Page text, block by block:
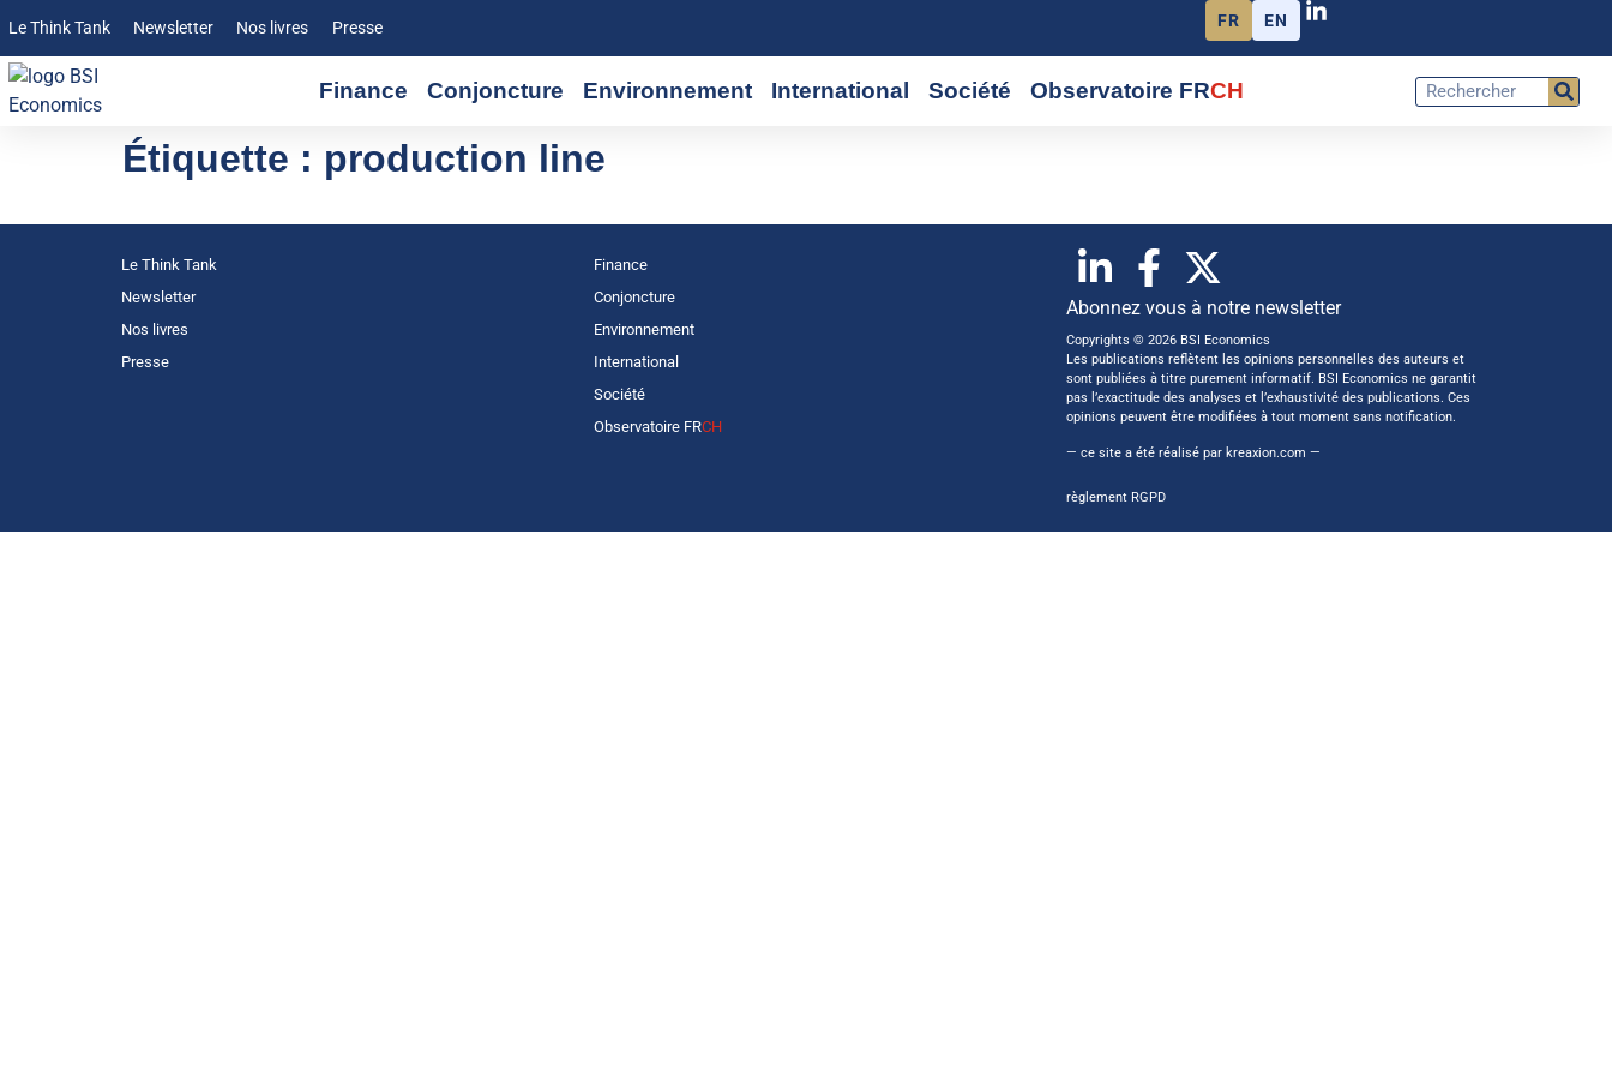
Le Think Tank Newsletter Nos livres Presse FR EN
Finance Conjoncture Environnement International Société Observatoire FRCH
Étiquette : production line
Le Think Tank
Newsletter
Nos livres
Presse
Finance
Conjoncture
Environnement
International
Société
Observatoire FRCH
Abonnez vous à notre newsletter
Copyrights © 2026 BSI Economics
Les publications reflètent les opinions personnelles des auteurs et
sont publiées à titre purement informatif. BSI Economics ne garantit
pas l’exactitude des analyses et l’exhaustivité des publications. Ces
opinions peuvent être modifiées à tout moment sans notification.
— ce site a été réalisé par kreaxion.com —
règlement RGPD